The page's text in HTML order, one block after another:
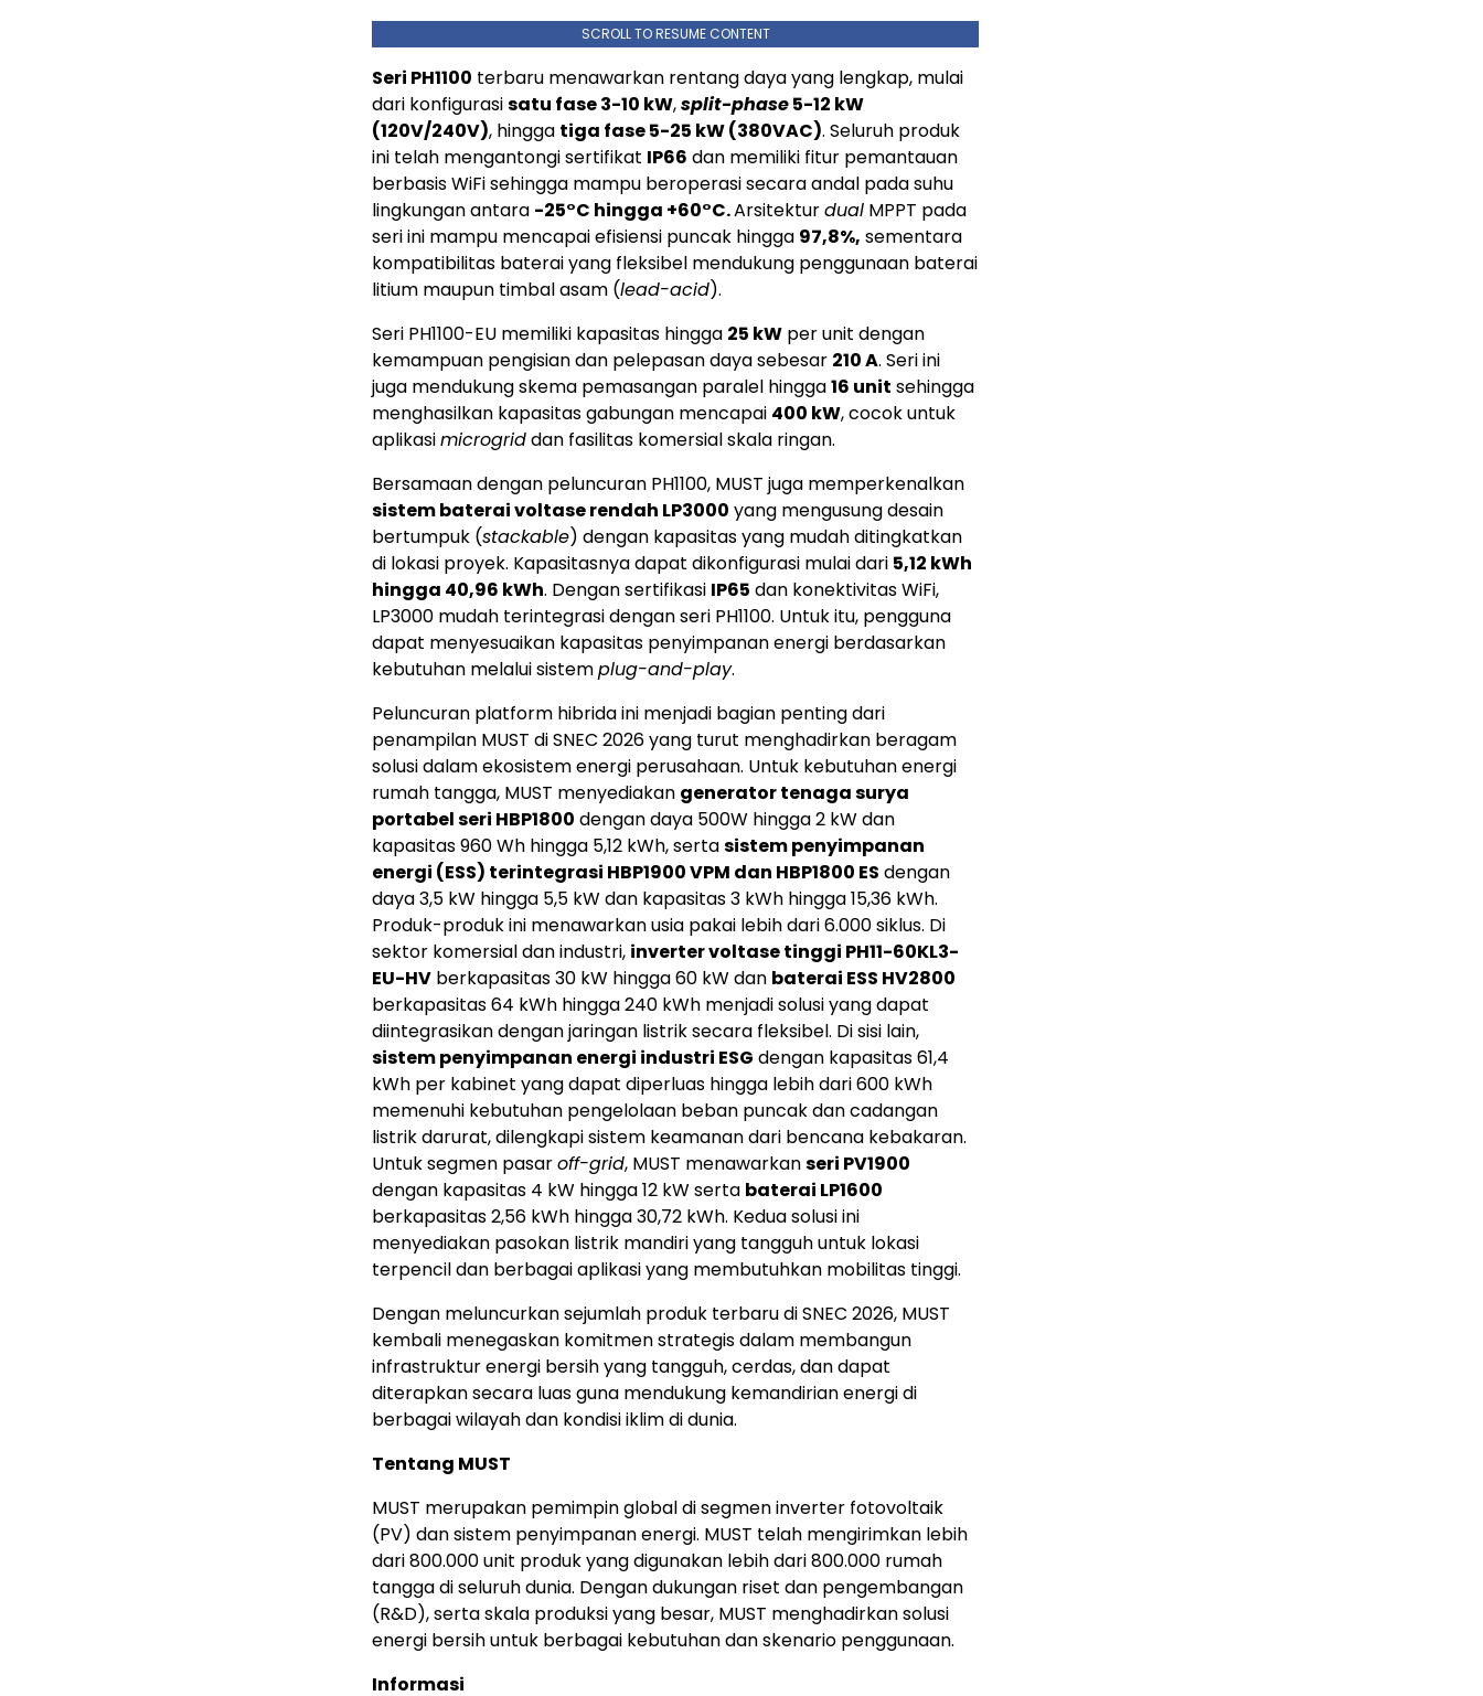
SCROLL TO RESUME CONTENT
Seri PH1100 terbaru menawarkan rentang daya yang lengkap, mulai
dari konfigurasisatu fase 3-10 kW,split-phase5-12 kW
(120V/240V), hingga tiga fase 5-25 kW (380VAC). Seluruh produk
ini telah mengantongi sertifikat IP66 dan memiliki fitur pemantauan
berbasis WiFi sehingga mampu beroperasi secara andal pada suhu
lingkungan antara -25°C hingga +60°C.Arsitekturdual MPPT pada
seri ini mampu mencapai efisiensi puncak hingga 97,8%, sementara
kompatibilitas baterai yang fleksibel mendukung penggunaan baterai
litium maupun timbal asam (lead-acid).
Seri PH1100-EU memiliki kapasitas hingga 25 kW per unit dengan
kemampuan pengisian dan pelepasan daya sebesar 210 A. Seri ini
juga mendukung skema pemasangan paralel hingga16 unit sehingga
menghasilkan kapasitas gabungan mencapai 400 kW, cocok untuk
aplikasimicrogriddan fasilitas komersial skala ringan.
Bersamaan dengan peluncuran PH1100, MUST juga memperkenalkan
sistem baterai voltase rendah LP3000 yang mengusung desain
bertumpuk (stackable) dengan kapasitas yang mudah ditingkatkan
di lokasi proyek. Kapasitasnya dapat dikonfigurasi mulai dari 5,12 kWh
hingga 40,96 kWh. Dengan sertifikasi IP65 dan konektivitas WiFi,
LP3000 mudah terintegrasi dengan seri PH1100. Untuk itu, pengguna
dapat menyesuaikan kapasitas penyimpanan energi berdasarkan
kebutuhan melalui sistemplug-and-play.
Peluncuran platform hibrida ini menjadi bagian penting dari
penampilan MUST di SNEC 2026 yang turut menghadirkan beragam
solusi dalam ekosistem energi perusahaan. Untuk kebutuhan energi
rumah tangga, MUST menyediakan generator tenaga surya
portabel seri HBP1800 dengan daya 500W hingga 2 kW dan
kapasitas 960 Wh hingga 5,12 kWh, sertasistem penyimpanan
energi (ESS) terintegrasi HBP1900 VPM dan HBP1800 ES dengan
daya 3,5 kW hingga 5,5 kW dan kapasitas 3 kWh hingga 15,36 kWh.
Produk-produk ini menawarkan usia pakai lebih dari 6.000 siklus. Di
sektor komersial dan industri, inverter voltase tinggi PH11-60KL3-
EU-HV berkapasitas 30 kW hingga 60 kW dan baterai ESS HV2800
berkapasitas 64 kWh hingga 240 kWh menjadi solusi yang dapat
diintegrasikan dengan jaringan listrik secara fleksibel. Di sisi lain,
sistem penyimpanan energi industri ESG dengan kapasitas 61,4
kWh per kabinet yang dapat diperluas hingga lebih dari 600 kWh
memenuhi kebutuhan pengelolaan beban puncak dan cadangan
listrik darurat, dilengkapi sistem keamanan dari bencana kebakaran.
Untuk segmen pasaroff-grid, MUST menawarkanseri PV1900
dengan kapasitas 4 kW hingga 12 kW serta baterai LP1600
berkapasitas 2,56 kWh hingga 30,72 kWh. Kedua solusi ini
menyediakan pasokan listrik mandiri yang tangguh untuk lokasi
terpencil dan berbagai aplikasi yang membutuhkan mobilitas tinggi.
Dengan meluncurkan sejumlah produk terbaru di SNEC 2026, MUST
kembali menegaskan komitmen strategis dalam membangun
infrastruktur energi bersih yang tangguh, cerdas, dan dapat
diterapkan secara luas guna mendukung kemandirian energi di
berbagai wilayah dan kondisi iklim di dunia.
Tentang MUST
MUST merupakan pemimpin global di segmen inverter fotovoltaik
(PV) dan sistem penyimpanan energi. MUST telah mengirimkan lebih
dari 800.000 unit produk yang digunakan lebih dari 800.000 rumah
tangga di seluruh dunia. Dengan dukungan riset dan pengembangan
(R&D), serta skala produksi yang besar, MUST menghadirkan solusi
energi bersih untuk berbagai kebutuhan dan skenario penggunaan.
Informasi